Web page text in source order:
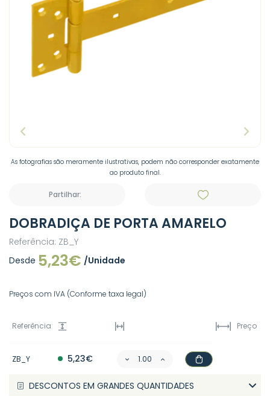
As fotografias são meramente ilustrativas, podem não corresponder exatamente
ao produto final.
Partilhar:
DOBRADIÇA DE PORTA AMARELO
Referência: ZB_Y
Desde 5,23€ /Unidade
Preços com IVA (Conforme taxa legal)
Referência Preço
ZB_Y 5,23€
DESCONTOS EM GRANDES QUANTIDADES